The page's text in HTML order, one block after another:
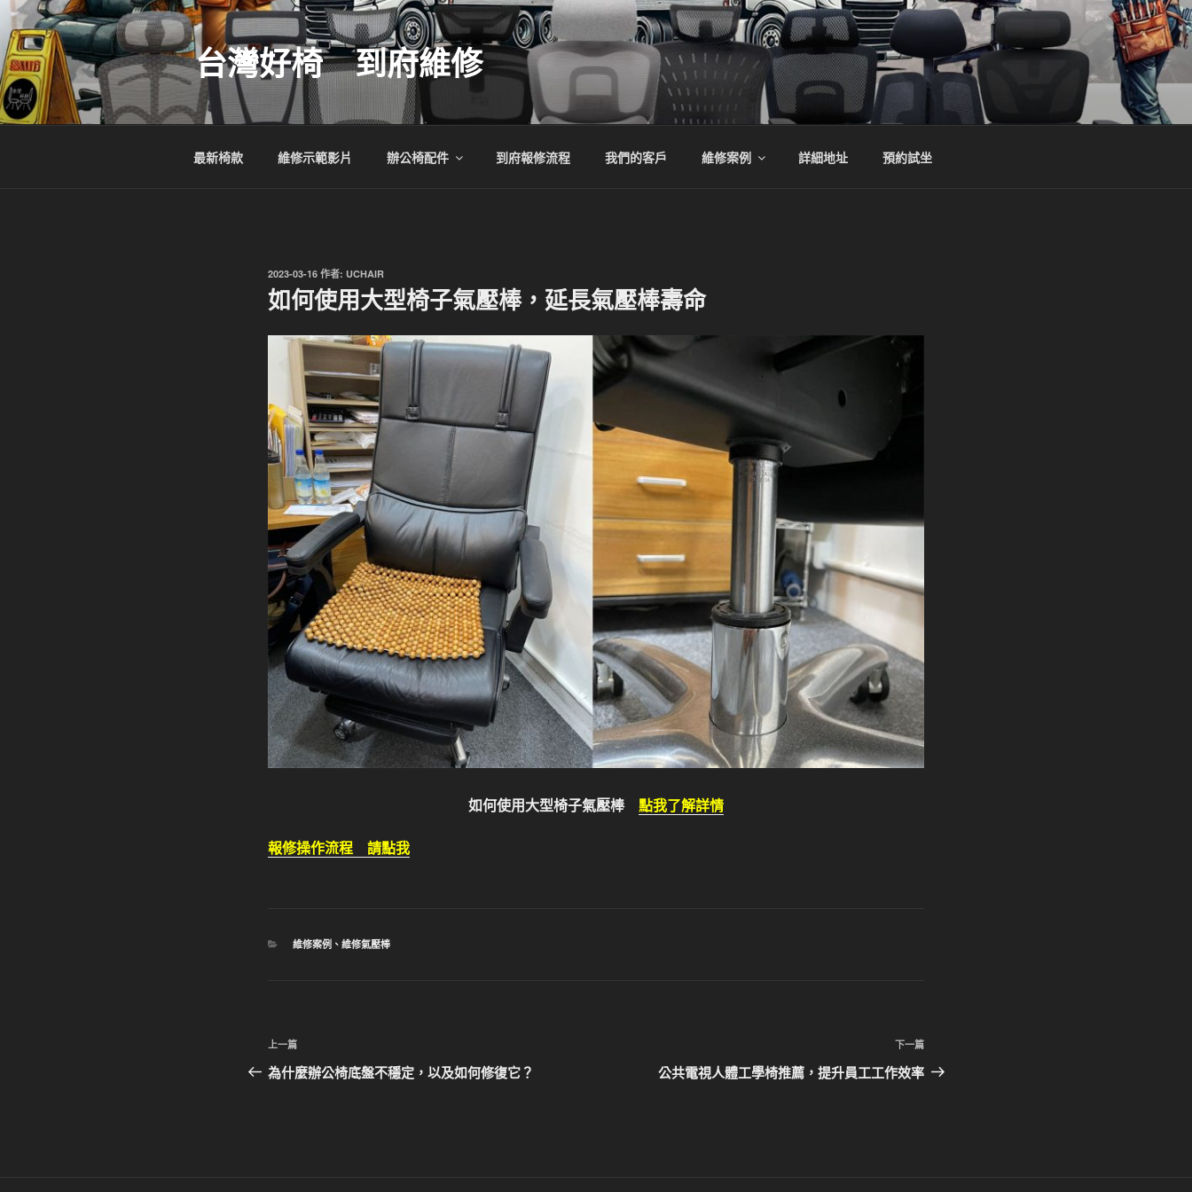
跳
至
主
要
內
容
台灣好椅 到府維修
最新椅款 維修示範影片 辦公椅配件 到府報修流程 我們的客戶 維修案例 詳細地址 預約試坐
發
佈
於
2023-03-16 作者: UCHAIR
如何使用大型椅子氣壓棒，延長氣壓棒壽命
如何使用大型椅子氣壓棒 點我了解詳情
報修操作流程 請點我
分
維修案例 、 維修氣壓棒
文
章
上
一
上一篇
為什麼辦公椅底盤不穩定，以及如何修復它？
下
一
下一篇
公共電視人體工學椅推薦，提升員工工作效率